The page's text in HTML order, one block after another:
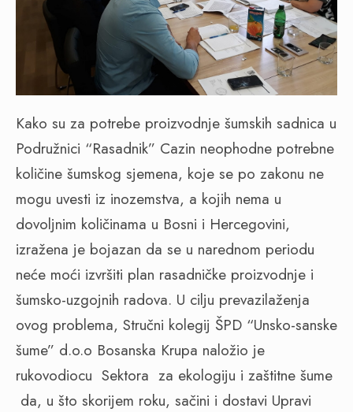
Kako su za potrebe proizvodnje šumskih sadnica u
Podružnici “Rasadnik” Cazin neophodne potrebne
količine šumskog sjemena, koje se po zakonu ne
mogu uvesti iz inozemstva, a kojih nema u
dovoljnim količinama u Bosni i Hercegovini,
izražena je bojazan da se u narednom periodu
neće moći izvršiti plan rasadničke proizvodnje i
šumsko-uzgojnih radova. U cilju prevazilaženja
ovog problema, Stručni kolegij ŠPD “Unsko-sanske
šume” d.o.o Bosanska Krupa naložio je
rukovodiocu Sektora za ekologiju i zaštitne šume
da, u što skorijem roku, sačini i dostavi Upravi